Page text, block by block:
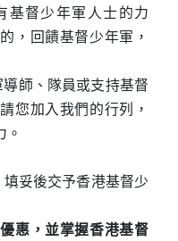
基督少年軍人士的力
，回饋基督少年軍，
師、隊員或支持基督
您加入我們的行列，
填妥後交予香港基督少
惠，並掌握香港基督